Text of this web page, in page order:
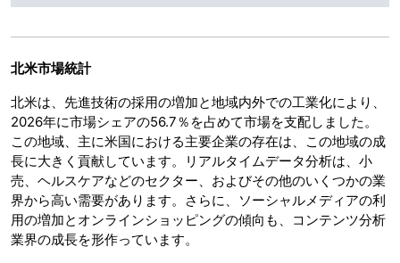
北米市場統計
北米は、先進技術の採用の増加と地域内外での工業化により、
2026年に市場シェアの56.7％を占めて市場を支配しました。
この地域、主に米国における主要企業の存在は、この地域の成
長に大きく貢献しています。リアルタイムデータ分析は、小
売、ヘルスケアなどのセクター、およびその他のいくつかの業
界から高い需要があります。さらに、ソーシャルメディアの利
用の増加とオンラインショッピングの傾向も、コンテンツ分析
業界の成長を形作っています。